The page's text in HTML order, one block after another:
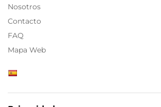
Nosotros
Contacto
FAQ
Mapa Web